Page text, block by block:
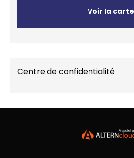
Voir la carte
Centre de confidentialité